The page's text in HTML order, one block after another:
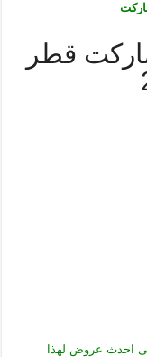
قطر
فى احدث عروض لهذا